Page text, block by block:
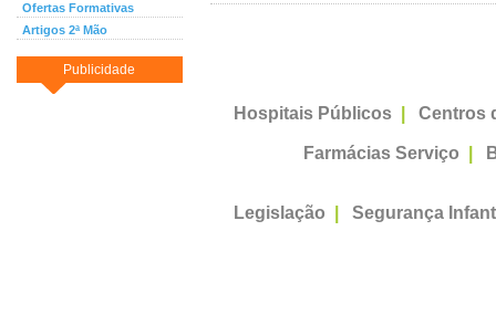
Ofertas Formativas
Artigos 2ª Mão
Publicidade
Hospitais Públicos Centros
Farmácias Serviço
Legislação Segurança